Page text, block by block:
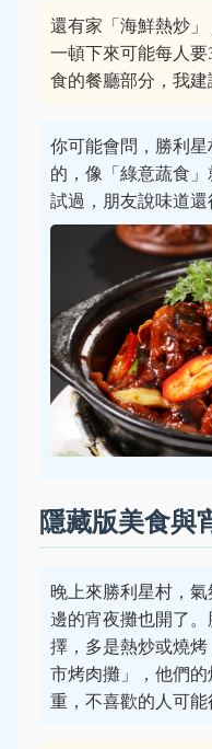
還有家「海鮮熱炒」
一頓下來可能每人要
食的餐廳部分，我建
你可能會問，勝利
的，像「綠意蔬食
試過，朋友說味道還
隱藏版美食與
晚上來勝利星村，
邊的宵夜攤也開了
擇，多是熱炒或燒
市烤肉攤」，他們
重，不喜歡的人可能